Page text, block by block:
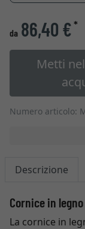
da 86,40 €*
Metti
Numero articolo:
Descrizione
Cornice in
La cornice in